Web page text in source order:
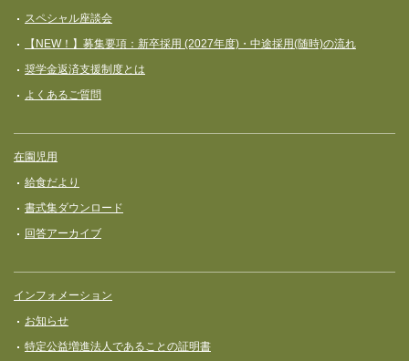
スペシャル座談会
【NEW！】募集要項：新卒採用 (2027年度)・中途採用(随時)の流れ
奨学⾦返済⽀援制度とは
よくあるご質問
在園児用
給食だより
書式集ダウンロード
回答アーカイブ
インフォメーション
お知らせ
特定公益増進法人であることの証明書